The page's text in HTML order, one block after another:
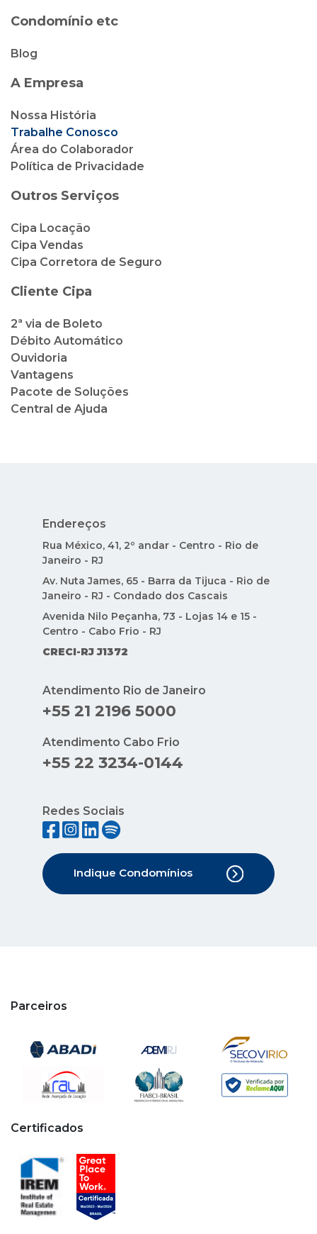
Condomínio etc
Blog
A Empresa
Nossa História
Trabalhe Conosco
Área do Colaborador
Política de Privacidade
Outros Serviços
Cipa Locação
Cipa Vendas
Cipa Corretora de Seguro
Cliente Cipa
2ª via de Boleto
Débito Automático
Ouvidoria
Vantagens
Pacote de Soluções
Central de Ajuda
Endereços
Rua México, 41, 2º andar - Centro - Rio de
Janeiro - RJ
Av. Nuta James, 65 - Barra da Tijuca - Rio de
Janeiro - RJ - Condado dos Cascais
Avenida Nilo Peçanha, 73 - Lojas 14 e 15 -
Centro - Cabo Frio - RJ
CRECI-RJ J1372
Atendimento Rio de Janeiro
+55 21 2196 5000
Atendimento Cabo Frio
+55 22 3234-0144
Redes Sociais
Indique Condomínios
Parceiros
Certificados